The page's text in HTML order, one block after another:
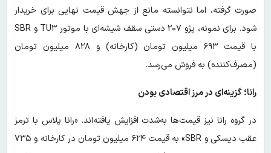
صورت گرفته، اما نتوانسته مانع از جهش قیمت نهایی برای خریدار
شود. برای نمونه، پژو ۲۰۷ دستی سقف شیشه‌ای با موتور TU۳ و SBR
با قیمت ۶۹۳ میلیون تومان (کارخانه) و ۸۲۸ میلیون تومان
(مصرف‌کننده) به فروش می‌رسد.
رانا؛ گزینه‌ای در مرز اقتصادی بودن
در گروه رانا نیز قیمت‌ها به‌شدت افزایش یافته‌اند. «رانا پلاس با ترمز
عقب دیسکی و SBR» به قیمت ۶۲۴ میلیون تومان در کارخانه و ۷۳۵